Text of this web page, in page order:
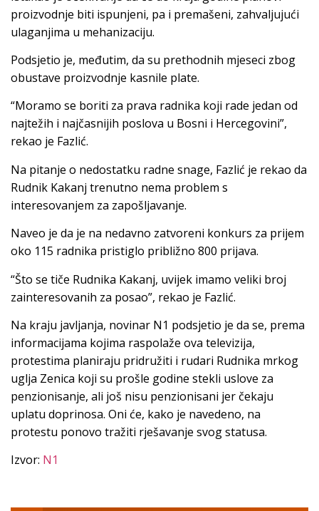
proizvodnje biti ispunjeni, pa i premašeni, zahvaljujući
ulaganjima u mehanizaciju.
Podsjetio je, međutim, da su prethodnih mjeseci zbog
obustave proizvodnje kasnile plate.
“Moramo se boriti za prava radnika koji rade jedan od
najtežih i najčasnijih poslova u Bosni i Hercegovini”,
rekao je Fazlić.
Na pitanje o nedostatku radne snage, Fazlić je rekao da
Rudnik Kakanj trenutno nema problem s
interesovanjem za zapošljavanje.
Naveo je da je na nedavno zatvoreni konkurs za prijem
oko 115 radnika pristiglo približno 800 prijava.
“Što se tiče Rudnika Kakanj, uvijek imamo veliki broj
zainteresovanih za posao”, rekao je Fazlić.
Na kraju javljanja, novinar N1 podsjetio je da se, prema
informacijama kojima raspolaže ova televizija,
protestima planiraju pridružiti i rudari Rudnika mrkog
uglja Zenica koji su prošle godine stekli uslove za
penzionisanje, ali još nisu penzionisani jer čekaju
uplatu doprinosa. Oni će, kako je navedeno, na
protestu ponovo tražiti rješavanje svog statusa.
Izvor: N1